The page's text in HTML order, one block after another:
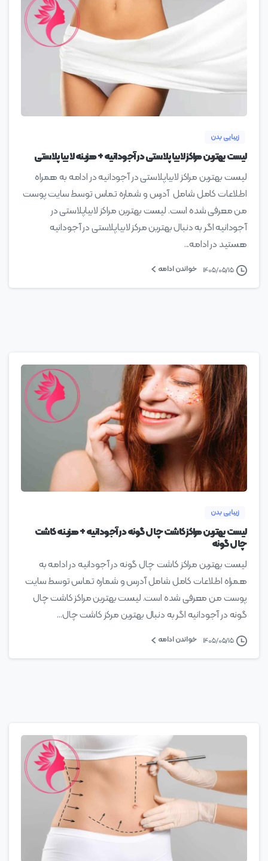
زیبایی بدن
لیست بهترین مراکز لابیاپلاستی در آجودانیه + هزینه لابیاپلاستی
لیست بهترین مراکز لابیاپلاستی در آجودانیه در ادامه به همراه
اطلاعات کامل شامل آدرس و شماره تماس توسط سایت پوست
من معرفی شده است. لیست بهترین مراکز لابیاپلاستی در
آجودانیه اگر به دنبال بهترین مرکز لابیاپلاستی در آجودانیه
هستید در ادامه...
۱۴۰۵/۰۵/۱۵ خواندن ادامه
زیبایی بدن
لیست بهترین مراکز کاشت چال گونه در آجودانیه + هزینه کاشت
چال گونه
لیست بهترین مراکز کاشت چال گونه در آجودانیه در ادامه به
همراه اطلاعات کامل شامل آدرس و شماره تماس توسط سایت
پوست من معرفی شده است. لیست بهترین مراکز کاشت چال
گونه در آجودانیه اگر به دنبال بهترین مرکز کاشت چال...
۱۴۰۵/۰۵/۱۵ خواندن ادامه